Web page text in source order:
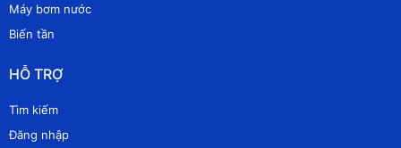
Máy bơm nước
Biến tần
HỖ TRỢ
Tìm kiếm
Đăng nhập